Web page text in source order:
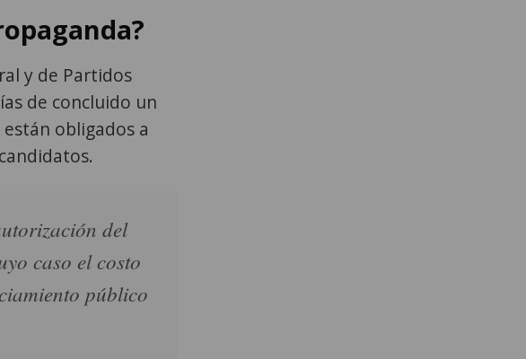
y de Partidos
de concluido un
obligados a
del
caso el costo
público